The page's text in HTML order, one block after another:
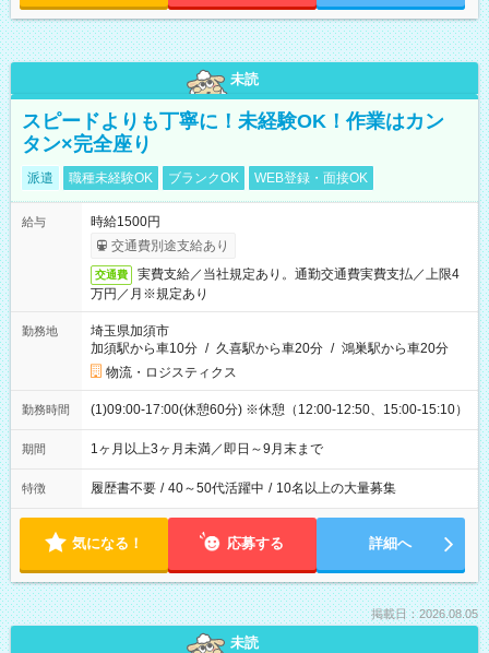
未読
スピードよりも丁寧に！未経験OK！作業はカン
タン×完全座り
派遣 職種未経験OK ブランクOK WEB登録・面接OK
給与
時給1500円
交通費別途支給あり
交通費
実費支給／当社規定あり。通勤交通費実費支払／上限4
万円／月※規定あり
勤務地
埼玉県加須市
加須駅から車10分 / 久喜駅から車20分 / 鴻巣駅から車20分
物流・ロジスティクス
勤務時間 (1)09:00-17:00(休憩60分) ※休憩（12:00-12:50、15:00-15:10）
期間 1ヶ月以上3ヶ月未満／即日～9月末まで
特徴 履歴書不要 / 40～50代活躍中 / 10名以上の大量募集
気になる！ 応募する 詳細へ
掲載日：2026.08.05
未読